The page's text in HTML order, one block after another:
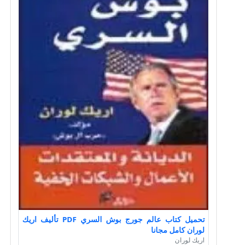
تحميل كتاب عالم جورج بوش السري PDF تأليف اريك
لوران كامل مجانا
اريك لوران